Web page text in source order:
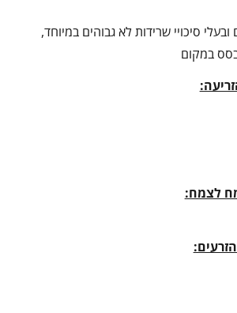
סיכויי שרידות לא גבוהים במיוחד,
במקום
לצמח: